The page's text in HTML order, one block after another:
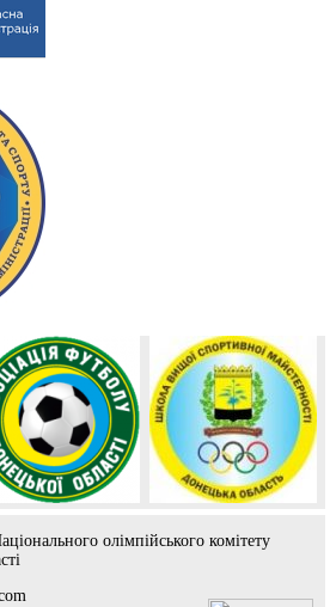
олімпійського комітету